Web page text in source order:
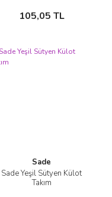
105,05 TL
Sepete Ekle
Sade
Sade Yeşil Sütyen Külot
Takım
İncele